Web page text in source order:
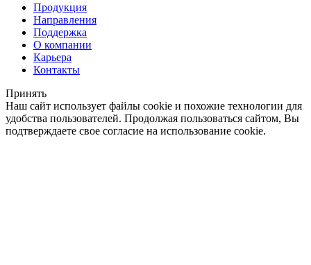
Продукция
Направления
Поддержка
О компании
Карьера
Контакты
Принять
Наш сайт использует файлы cookie и похожие технологии для
удобства пользователей. Продолжая пользоваться сайтом, Вы
подтверждаете свое согласие на использование cookie.